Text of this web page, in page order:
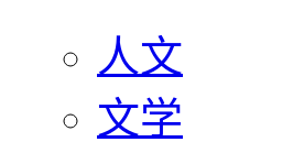
人文
文学